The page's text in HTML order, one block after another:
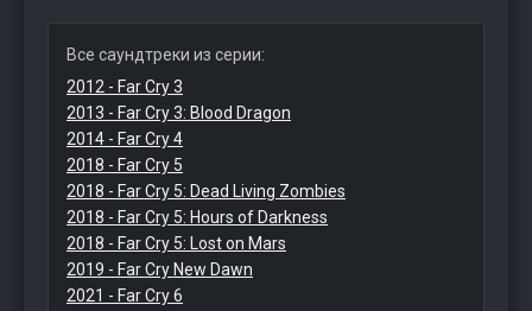
Все саундтреки из серии:
2012 - Far Cry 3
2013 - Far Cry 3: Blood Dragon
2014 - Far Cry 4
2018 - Far Cry 5
2018 - Far Cry 5: Dead Living Zombies
2018 - Far Cry 5: Hours of Darkness
2018 - Far Cry 5: Lost on Mars
2019 - Far Cry New Dawn
2021 - Far Cry 6